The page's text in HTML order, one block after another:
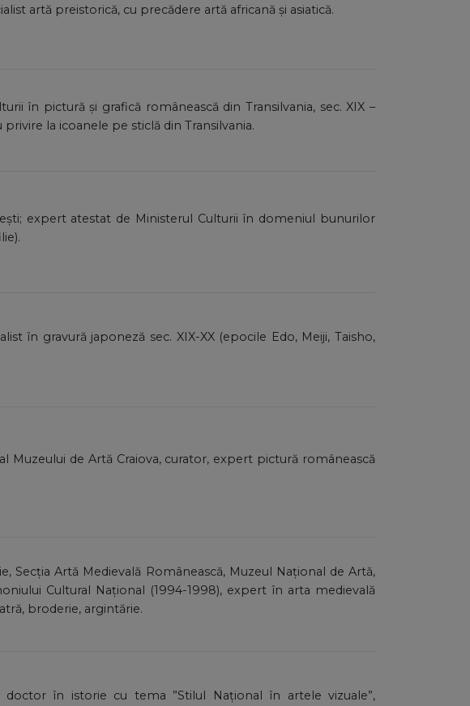
artă preistorică, cu precădere artă africană și asiatică.
în pictură și grafică românească din Transilvania, sec. XIX –
la icoanele pe sticlă din Transilvania.
expert atestat de Ministerul Culturii în domeniul bunurilor
în gravură japoneză sec. XIX-XX (epocile Edo, Meiji, Taisho,
Muzeului de Artă Craiova, curator, expert pictură românească
Secția Artă Medievală Românească, Muzeul Național de Artă,
Cultural Național (1994-1998), expert în arta medievală
broderie, argintărie.
în istorie cu tema ”Stilul Național în artele vizuale”,